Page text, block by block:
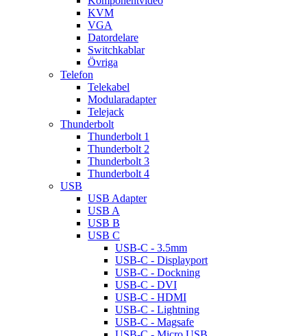
KVM
VGA
Datordelare
Switchkablar
Övriga
Telefon
Telekabel
Modularadapter
Telejack
Thunderbolt
Thunderbolt 1
Thunderbolt 2
Thunderbolt 3
Thunderbolt 4
USB
USB Adapter
USB A
USB B
USB C
USB-C - 3.5mm
USB-C - Displayport
USB-C - Dockning
USB-C - DVI
USB-C - HDMI
USB-C - Lightning
USB-C - Magsafe